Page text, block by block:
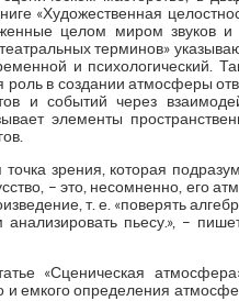
«Художественная
целом миром звуков
терминов»
и психологический.
в создании атмосферы
и событий через
элементы
зрения, которая
– это, несомненно, его
т. е. «поверять
пьесу.», –
«Сценическая
и емкого определения